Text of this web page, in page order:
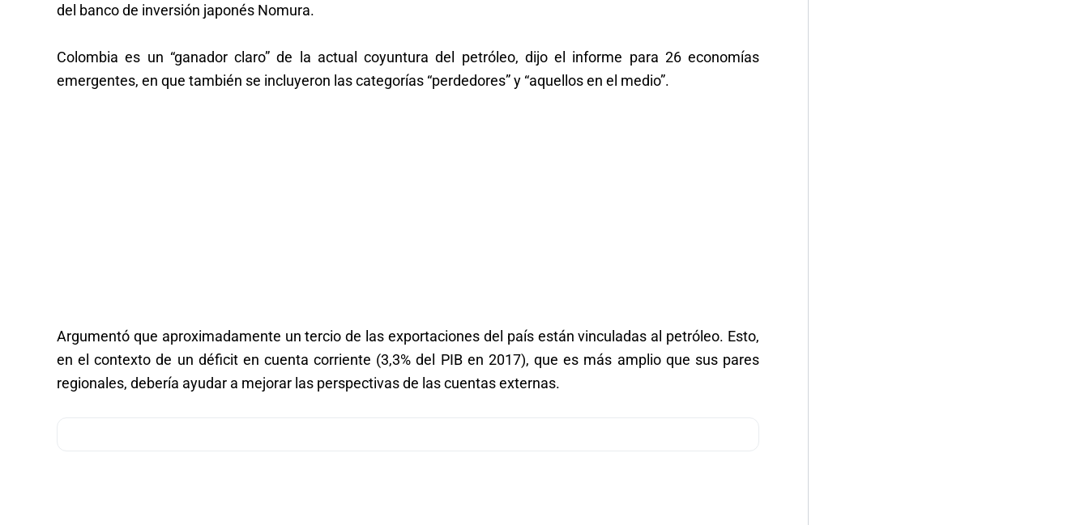
del banco de inversión japonés Nomura.
Colombia es un “ganador claro” de la actual coyuntura del petróleo, dijo el informe para 26 economías
emergentes, en que también se incluyeron las categorías “perdedores” y “aquellos en el medio”.
Argumentó que aproximadamente un tercio de las exportaciones del país están vinculadas al petróleo. Esto,
en el contexto de un déficit en cuenta corriente (3,3% del PIB en 2017), que es más amplio que sus pares
regionales, debería ayudar a mejorar las perspectivas de las cuentas externas.